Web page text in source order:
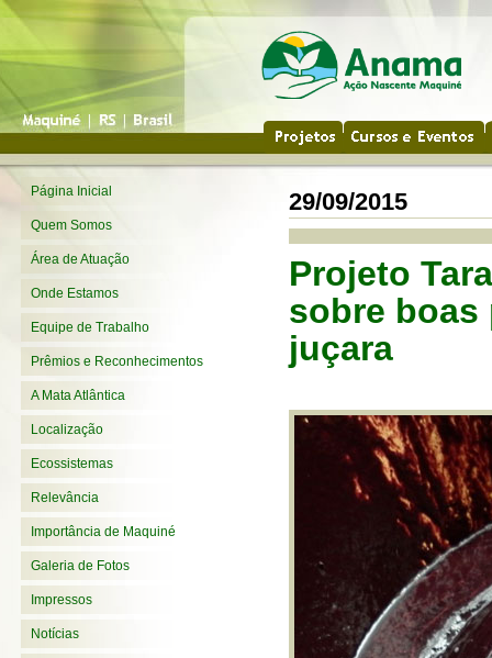
Página Inicial
Quem Somos
Área de Atuação
Onde Estamos
Equipe de Trabalho
Prêmios e Reconhecimentos
A Mata Atlântica
Localização
Ecossistemas
Relevância
Importância de Maquiné
Galeria de Fotos
Impressos
Notícias
29/09/2015
Projeto
sobre boas
juçara